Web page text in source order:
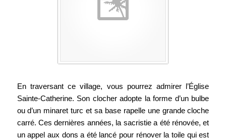
En traversant ce village, vous pourrez admirer l’Église
Sainte-Catherine. Son clocher adopte la forme d’un bulbe
ou d’un minaret turc et sa base rapelle une grande cloche
carré. Ces dernières années, la sacristie a été rénovée, et
un appel aux dons a été lancé pour rénover la toile qui est